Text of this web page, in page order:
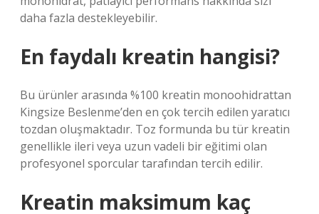
daha fazla destekleyebilir.
En faydalı kreatin hangisi?
Bu ürünler arasında %100 kreatin monoohidrattan
Kingsize Beslenme’den en çok tercih edilen yaratıcı
tozdan oluşmaktadır. Toz formunda bu tür kreatin
genellikle ileri veya uzun vadeli bir eğitimi olan
profesyonel sporcular tarafından tercih edilir.
Kreatin maksimum kaç